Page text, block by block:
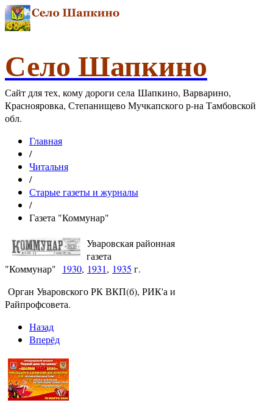
Село Шапкино
Сайт для тех, кому дороги села Шапкино, Варварино,
Краснояровка, Степанищево Мучкапского р-на Тамбовской
обл.
Главная
/
Читальня
/
Старые газеты и журналы
/
Газета "Коммунар"
Уваровская районная
газета
"Коммунар" 1930, 1931, 1935 г.
Орган Уваровского РК ВКП(б), РИК'а и
Райпрофсовета.
Назад
Вперёд